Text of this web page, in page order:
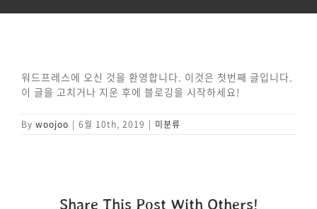
워드프레스에 오신 것을 환영합니다. 이것은 첫번째 글입니다.
이 글을 고치거나 지운 후에 블로깅을 시작하세요!
By woojoo | 6월 10th, 2019 | 미분류
Share This Post With Others!